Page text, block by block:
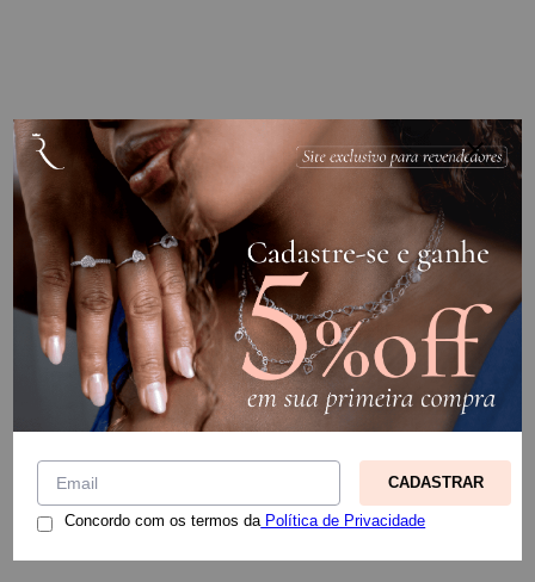
CADASTRAR
Concordo com os termos da Política de Privacidade